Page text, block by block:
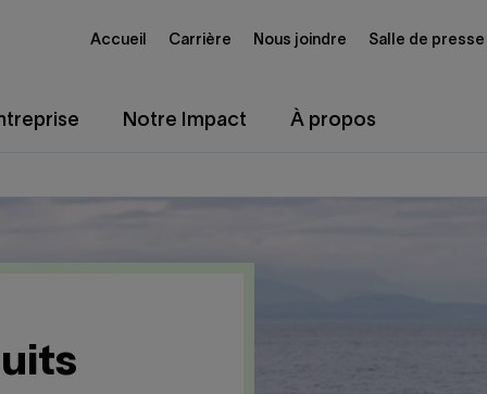
Notre Impact À propos
Accueil Carrière Nous joindre Salle de presse